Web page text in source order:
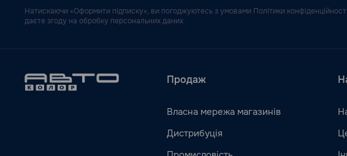
Натискаючи «Оформити підписку», ви погоджуютесь з умовами Політики конфіденційності
даєте згоду на обробку персональних даних
Продаж
Власна мережа магазинів
Дистрибуція